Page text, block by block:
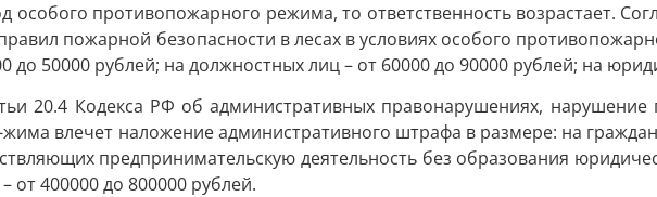
противопожарного режима, то ответственность возрастает.
пожарной безопасности в лесах в условиях особого
до 50000 рублей; на должностных лиц – от 60000 до 90000 рублей; на
20.4 Кодекса РФ об административных правонарушениях,
влечет наложение административного штрафа в размере: на
предпринимательскую деятельность без образования
от 400000 до 800000 рублей.